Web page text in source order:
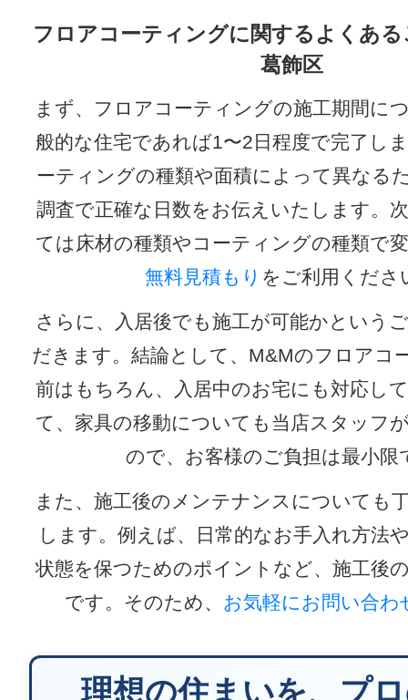
フロアコーティングに関するよくある
葛飾区
まず、フロアコーティングの施工期間に
般的な住宅であれば1〜2日程度で完了し
ーティングの種類や面積によって異なる
調査で正確な日数をお伝えいたします。
ては床材の種類やコーティングの種類で
無料見積もり をご利用くださ
さらに、入居後でも施工が可能かという
だきます。結論として、M&Mのフロアコ
前はもちろん、入居中のお宅にも対応し
て、家具の移動についても当店スタッフ
ので、お客様のご負担は最小限
また、施工後のメンテナンスについても
します。例えば、日常的なお手入れ方法
状態を保つためのポイントなど、施工後
です。そのため、
お気軽にお問い合わ
理想の住まいを、プ